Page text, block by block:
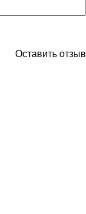
Оставить отзыв